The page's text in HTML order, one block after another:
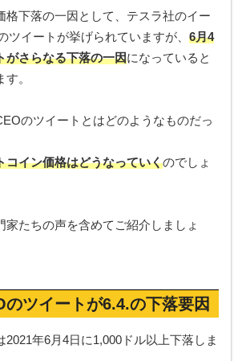
格下落の一因として、テスラ社のイー
ツイートが挙げられていますが、 6月4
がさらなる下落の一因になっていると
。
のツイートとはどのようなものだっ
コイン価格はどうなっていくのでしょ
家たちの声を含めてご紹介しましょ
のツイートが6.4.の下落要因
2021年6月4日に1,000ドル以上下落しま